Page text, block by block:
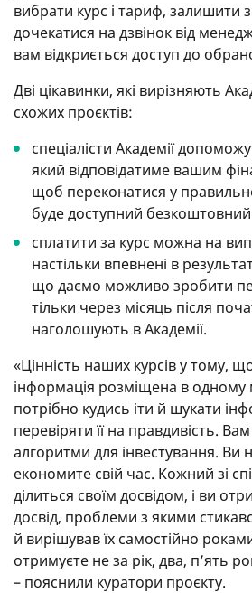
державно позики є
активом. Навички й знання,
допоможуть інвестору-
свої перші кроки на цьому
Інвестування в ІРО–
прибутку більше. Окрім
бачити перспективні
в пригоді на фондовому
Інвестування в
ризиковане, але й
тому вартість Bitcoin ледве
дол., а сьогодні один BTC
дол.
Інвестування через
тільки захистити свої
вибрати курс і тариф, залишити
дочекатися на дзвінок від
вам відкриється доступ до
Дві цікавинки, які вирізняють
схожих проєктів:
спеціалісти Академії
який відповідатиме вашим
щоб переконатися у
буде доступний
сплатити за курс можна на
настільки впевнені в
що даємо можливо зробити
тільки через місяць після
наголошують в Академії.
«Цінність наших курсів у тому,
інформація розміщена в одному
потрібно кудись іти й шукати
перевіряти її на правдивість.
алгоритми для інвестування. Ви
економите свій час. Кожний зі
ділиться своїм досвідом, і ви
досвід, проблеми з якими
й вирішував їх самостійно
отримуєте не за рік, два, п’ять
– пояснили куратори проєкту.